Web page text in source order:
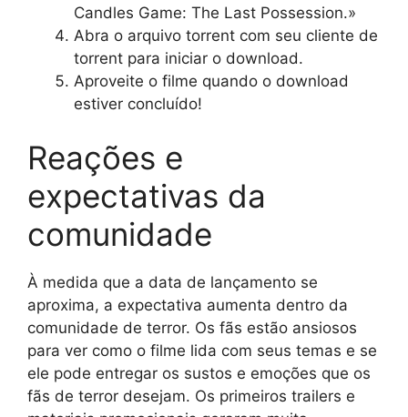
Candles Game: The Last Possession.»
Abra o arquivo torrent com seu cliente de
torrent para iniciar o download.
Aproveite o filme quando o download
estiver concluído!
Reações e
expectativas da
comunidade
À medida que a data de lançamento se
aproxima, a expectativa aumenta dentro da
comunidade de terror. Os fãs estão ansiosos
para ver como o filme lida com seus temas e se
ele pode entregar os sustos e emoções que os
fãs de terror desejam. Os primeiros trailers e